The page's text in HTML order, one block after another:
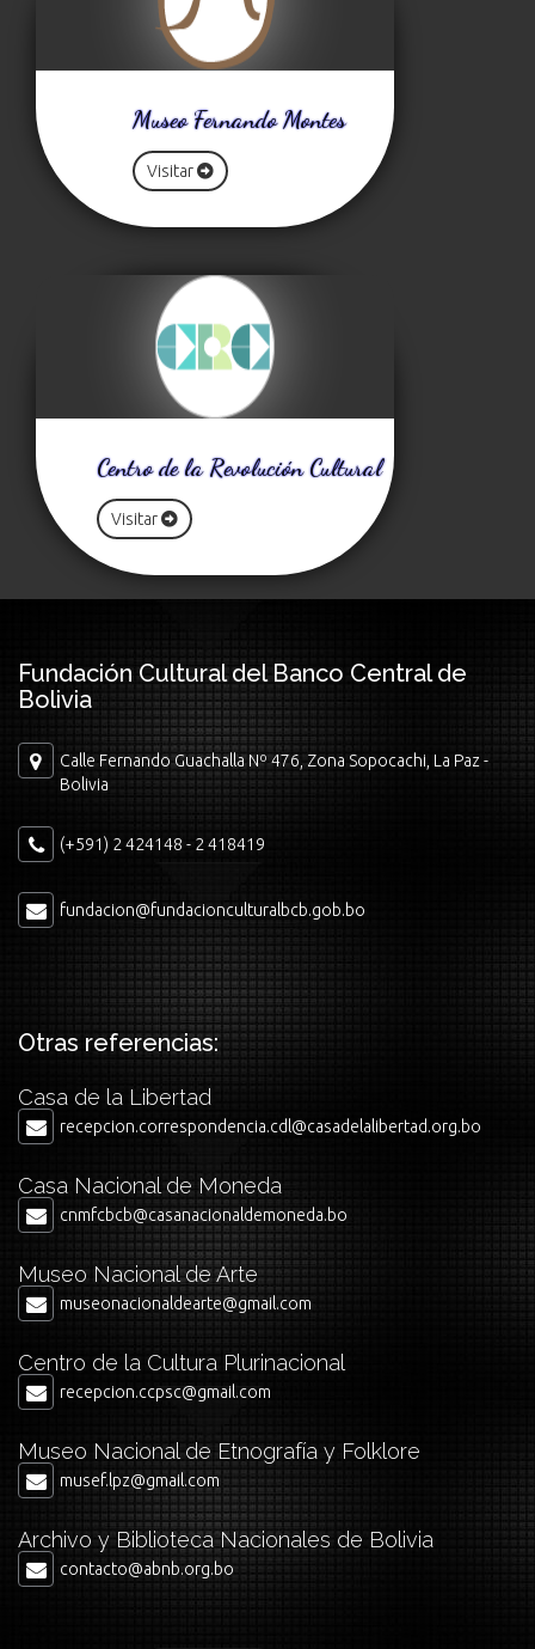
Museo Fernando Montes
Visitar
Centro de la Revolución Cultural
Visitar
Fundación Cultural del Banco Central de
Bolivia
Calle Fernando Guachalla Nº 476, Zona Sopocachi, La Paz -
Bolivia
(+591) 2 424148 - 2 418419
fundacion@fundacionculturalbcb.gob.bo
Otras referencias:
Casa de la Libertad
recepcion.correspondencia.cdl@casadelalibertad.org.bo
Casa Nacional de Moneda
cnmfcbcb@casanacionaldemoneda.bo
Museo Nacional de Arte
museonacionaldearte@gmail.com
Centro de la Cultura Plurinacional
recepcion.ccpsc@gmail.com
Museo Nacional de Etnografía y Folklore
musef.lpz@gmail.com
Archivo y Biblioteca Nacionales de Bolivia
contacto@abnb.org.bo